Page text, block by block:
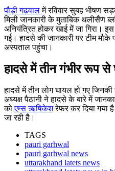
पौड़ी गढ़वालमें रविवार सुबह भीषण
मिली जानकारी के मुताबिक थलीसैंण
अनियंत्रित होकर खाई में जा गिरा।
गई। हादसे की जानकारी पर टीम
अस्पताल पहुंचा।
हादसे में तीन गंभीर रूप से
हादसे में तीन लोग घायल हो गए जिनकी
अध्यक्ष पैठानी ने हादसे के बारे में
कोएम्स ऋषिकेशरेफर कर दिया गया
जा रही है।
TAGS
pauri garhwal
pauri garhwal news
uttarakhand latets news